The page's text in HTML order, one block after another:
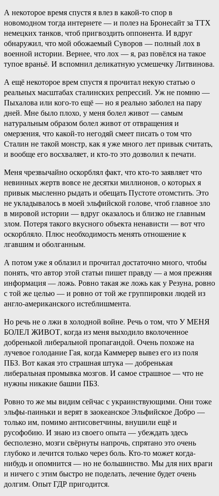
А некоторое время спустя я влез в какой-то спор в
новомодном тогда интернете — и полез на Бронесайт за ТТХ
немецких танков, чтоб пригвоздить оппонента. И вдруг
обнаружил, что мой обожаемый Суворов — полный лох в
военной истории. Вернее, что лох — я, раз повёлся на такое
тупое враньё. И вспомнил деликатную усмешечку Литвинова.
А ещё некоторое врем спустя я прочитал некую статью о
реальных масштабах сталинских репрессий. Уж не помню —
Пыхалова или кого-то ещё — но я реально заболел на пару
дней. Мне было плохо, у меня болел живот — самым
натуральным образом болел живот от отвращения и
омерзения, что какой-то негодяй смеет писать о том что
Сталин не такой монстр, как я уже много лет привык считать,
и вообще его восхваляет, и кто-то это дозволил к печати.
Меня чрезвычайно оскорблял факт, что кто-то заявляет что
невинных жертв вовсе не десятки миллионов, о которых я
привык мысленно рыдать и обещать Пустоте отомстить. Это
не укладывалось в моей эльфийской голове, чтоб главное зло
в мировой истории — вдруг оказалось и близко не главным
злом. Потеря такого вкусного объекта ненависти — вот что
оскорбляло. Плюс необходимость менять отношение к
лгавшим и оболганным.
А потом уже я облазил и прочитал достаточно много, чтобы
понять, что автор этой статьи пишет правду — а моя прежняя
информация — ложь. Ровно такая же ложь как у Резуна, ровно
с той же целью — и ровно от той же группировки людей из
англо-американского истеблишмента.
Но речь не о лжи в холодной войне. Речь о том, что У МЕНЯ
БОЛЕЛ ЖИВОТ, когда из меня выходило вколоченное
добренькой либеральной пропагандой. Очень похоже на
лучевое голодание Гая, когда Каммерер вывез его из поля
ПБЗ. Вот какая это страшная штука — добренькая
либеральная промывка мозгов. И самое страшное — что не
нужны никакие башни ПБЗ.
Ровно то же мы видим сейчас с украинствующими. Они тоже
эльфы-паиньки и верят в заокеанское Эльфийское Добро —
только им, помимо антисоветчины, внушили ещё и
русофобию. И знаю из своего опыта — убеждать здесь
бесполезно, мозги свёрнуты напрочь, спрятано это очень
глубоко и лечится только через боль. Кто-то может когда-
нибудь и опомнится — но не большинство. Мы для них враги
и ничего с этим быстро не поделать, лечение будет очень
долгим. Опыт ГДР пригодится.